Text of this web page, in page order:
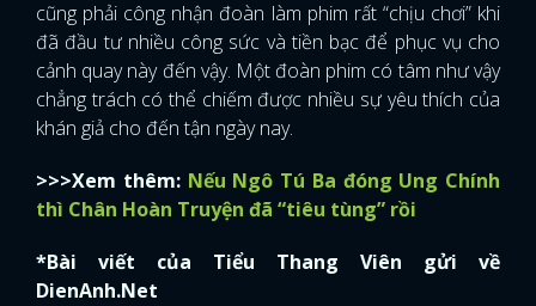
cũng phải công nhận đoàn làm phim rất “chịu chơi” khi
đã đầu tư nhiều công sức và tiền bạc để phục vụ cho
cảnh quay này đến vậy. Một đoàn phim có tâm như vậy
chẳng trách có thể chiếm được nhiều sự yêu thích của
khán giả cho đến tận ngày nay.
>>>Xem thêm: Nếu Ngô Tú Ba đóng Ung Chính
thì Chân Hoàn Truyện đã “tiêu tùng” rồi
*Bài viết của Tiểu Thang Viên gửi về
DienAnh.Net